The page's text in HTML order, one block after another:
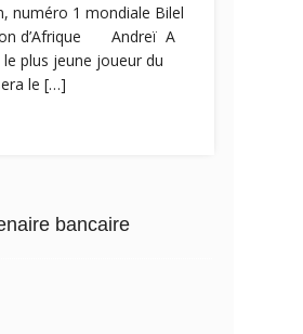
numéro 1 mondiale Bilel
d’Afrique Andreï A
plus jeune joueur du
le […]
bancaire